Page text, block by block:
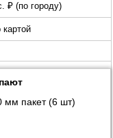
₽ (по городу)
мм пакет (6 шт)